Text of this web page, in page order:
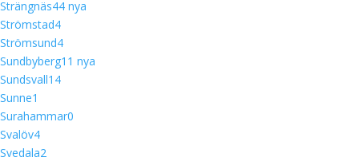
Strängnäs44 nya
Strömstad4
Strömsund4
Sundbyberg1 1 nya
Sundsvall14
Sunne1
Surahammar0
Svalöv4
Svedala2